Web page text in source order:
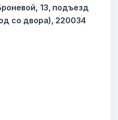
13, подъезд
со двора), 220034